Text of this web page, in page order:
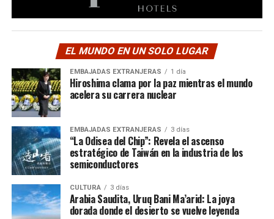
EL MUNDO EN UN SOLO LUGAR
EMBAJADAS EXTRANJERAS 1 día
Hiroshima clama por la paz mientras el mundo
acelera su carrera nuclear
EMBAJADAS EXTRANJERAS 3 días
“La Odisea del Chip”: Revela el ascenso
estratégico de Taiwán en la industria de los
semiconductores
CULTURA 3 días
Arabia Saudita, Uruq Bani Ma’arid: La joya
dorada donde el desierto se vuelve leyenda